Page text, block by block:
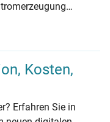
Kosten,
Erfahren Sie in